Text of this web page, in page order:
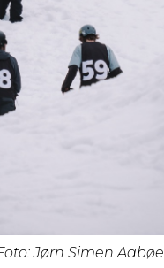
Jørn Simen Aabøe